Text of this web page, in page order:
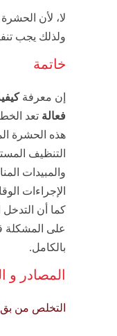
لا، لأن
ولذلك يجب
خاتمة
إن معرفة
فعالة تعد
هذه الحشرة
التنظيف
والمبيدات
الإجراءات
كما أن
على المشكلة
بالكامل.
المصادر و
التخلص من